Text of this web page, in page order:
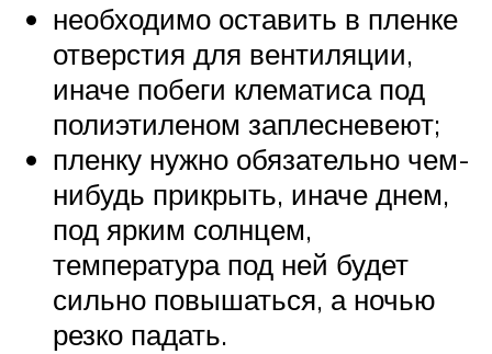
необходимо оставить в пленке
отверстия для вентиляции,
иначе побеги клематиса под
полиэтиленом заплесневеют;
пленку нужно обязательно чем-
нибудь прикрыть, иначе днем,
под ярким солнцем,
температура под ней будет
сильно повышаться, а ночью
резко падать.